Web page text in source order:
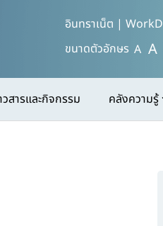
อินทราเน็ต | WorkD
ขนาดตัวอักษร A A
วสารและกิจกรรม คลังความรู้